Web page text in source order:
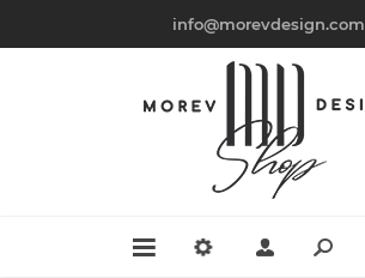
info@morevdesign.com